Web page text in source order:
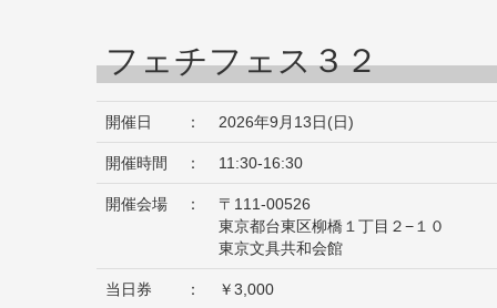
フェチフェス３２
開催日 ： 2026年9月13日(日)
開催時間 ： 11:30-16:30
開催会場 ：
〒111-00526
東京都台東区柳橋１丁目２−１０
東京文具共和会館
当日券 ： ￥3,000